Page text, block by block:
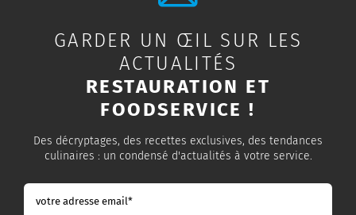
GARDER UN ŒIL SUR LES
ACTUALITÉS
RESTAURATION ET
FOODSERVICE !
Des décryptages, des recettes exclusives, des tendances
culinaires : un condensé d'actualités à votre service.